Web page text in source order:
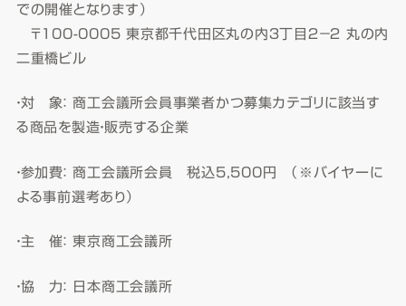
での開催となります）
〒100-0005 東京都千代田区丸の内３丁目２−２ 丸の内
二重橋ビル
・対 象： 商工会議所会員事業者かつ募集カテゴリに該当す
る商品を製造・販売する企業
・参加費： 商工会議所会員 税込5,500円 （※バイヤーに
よる事前選考あり）
・主 催： 東京商工会議所
・協 力： 日本商工会議所